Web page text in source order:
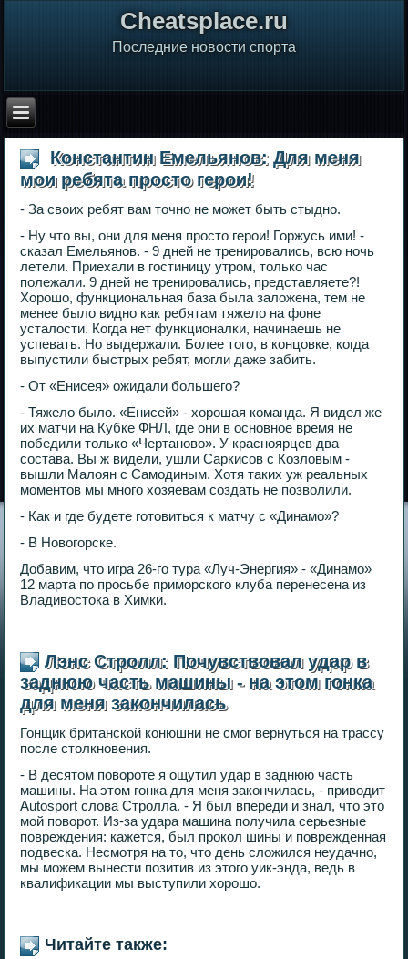
Сheatsplace.ru
Последние новости спорта
Константин Емельянов: Для меня
мои ребята просто герои!
- За своих ребят вам точно не может быть стыдно.
- Ну что вы, они для меня просто герои! Горжусь ими! -
сказал Емельянов. - 9 дней не тренировались, всю ночь
летели. Приехали в гостиницу утром, только час
полежали. 9 дней не тренировались, представляете?!
Хорошо, функциональная база была заложена, тем не
менее было видно как ребятам тяжело на фоне
усталости. Когда нет функционалки, начинаешь не
успевать. Но выдержали. Более того, в концовке, когда
выпустили быстрых ребят, могли даже забить.
- От «Енисея» ожидали большего?
- Тяжело было. «Енисей» - хорошая команда. Я видел же
их матчи на Кубке ФНЛ, где они в основное время не
победили только «Чертаново». У красноярцев два
состава. Вы ж видели, ушли Саркисов с Козловым -
вышли Малоян с Самодиным. Хотя таких уж реальных
моментов мы много хозяевам создать не позволили.
- Как и где будете готовиться к матчу с «Динамо»?
- В Новогорске.
Добавим, что игра 26-го тура «Луч-Энергия» - «Динамо»
12 марта по просьбе приморского клуба перенесена из
Владивостока в Химки.
Лэнс Стролл: Почувствовал удар в
заднюю часть машины - на этом гонка
для меня закончилась
Гонщик британской конюшни не смог вернуться на трассу
после столкновения.
- В десятом повороте я ощутил удар в заднюю часть
машины. На этом гонка для меня закончилась, - приводит
Autosport слова Стролла. - Я был впереди и знал, что это
мой поворот. Из-за удара машина получила серьезные
повреждения: кажется, был прокол шины и поврежденная
подвеска. Несмотря на то, что день сложился неудачно,
мы можем вынести позитив из этого уик-энда, ведь в
квалификации мы выступили хорошо.
Читайте также: